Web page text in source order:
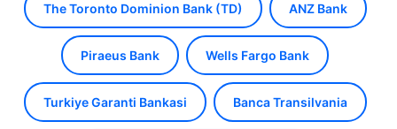
The Toronto Dominion Bank (TD) ANZ Bank
Piraeus Bank Wells Fargo Bank
Turkiye Garanti Bankasi Banca Transilvania